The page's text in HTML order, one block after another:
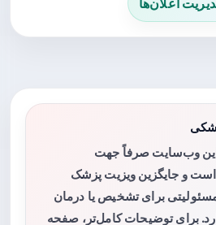
این وب‌سایت صرفاً جهت
و جایگزین ویزیت پزشک
برای تشخیص یا درمان
برای توضیحات کامل‌تر، صفحه